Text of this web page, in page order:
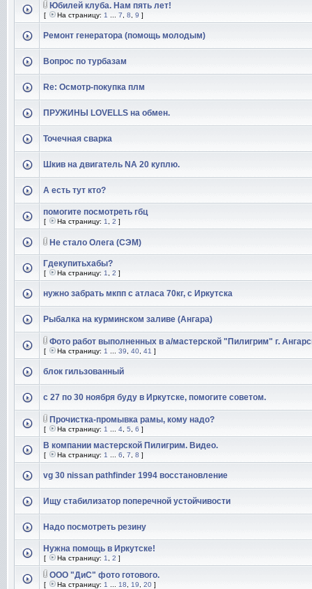
Юбилей клуба. Нам пять лет!
[ На страницу: 1 7 8 9 ]
Ремонт генератора (помощь молодым)
Вопрос по турбазам
Re: Осмотр-покупка плм
ПРУЖИНЫ LOVELLS на обмен.
Точечная сварка
Шкив на двигатель NA 20 куплю.
А есть тут кто?
помогите посмотреть гбц
[ На страницу: 1 2 ]
Не стало Олега (СЭМ)
Гдекупитьхабы?
[ На страницу: 1 2 ]
нужно забрать мкпп с атласа 70кг, с Иркутска
Рыбалка на курминском заливе (Ангара)
Фото работ выполненных в а/мастерской "Пилигрим" г.
[ На страницу: 1 39 40 41 ]
блок гильзованный
с 27 по 30 ноября буду в Иркутске, помогите советом.
Прочистка-промывка рамы, кому надо?
[ На страницу: 1 4 5 6 ]
В компании мастерской Пилигрим. Видео.
[ На страницу: 1 6 7 8 ]
vg 30 nissan pathfinder 1994 восстановление
Ищу стабилизатор поперечной устойчивости
Надо посмотреть резину
Нужна помощь в Иркутске!
[ На страницу: 1 2 ]
ООО "ДиС" фото готового.
[ На страницу: 1 18 19 20 ]